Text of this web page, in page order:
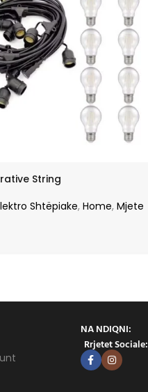
String
Shtëpiake, Home, Mjete
NA NDIQNI:
Rrjetet Sociale: